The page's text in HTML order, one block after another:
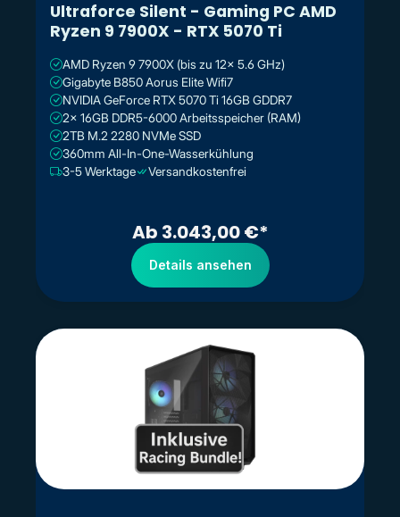
Ultraforce Silent - Gaming PC AMD
Ryzen 9 7900X - RTX 5070 Ti
AMD Ryzen 9 7900X (bis zu 12x 5.6 GHz)
Gigabyte B850 Aorus Elite Wifi7
NVIDIA GeForce RTX 5070 Ti 16GB GDDR7
2x 16GB DDR5-6000 Arbeitsspeicher (RAM)
2TB M.2 2280 NVMe SSD
360mm All-In-One-Wasserkühlung
3-5 Werktage
Versandkostenfrei
Ab 3.043,00 €*
Details ansehen